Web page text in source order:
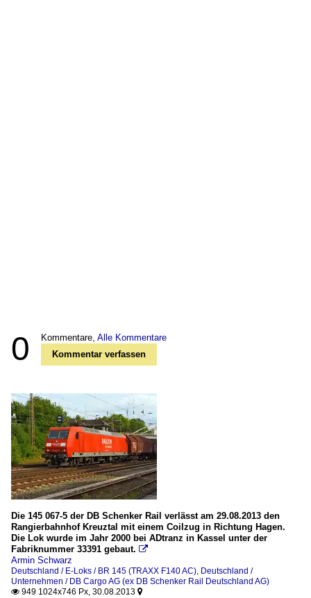
0 Kommentare, Alle Kommentare
Kommentar verfassen
Die 145 067-5 der DB Schenker Rail verlässt am 29.08.2013 den
Rangierbahnhof Kreuztal mit einem Coilzug in Richtung Hagen.
Die Lok wurde im Jahr 2000 bei ADtranz in Kassel unter der
Fabriknummer 33391 gebaut. 
Armin Schwarz
Deutschland / E-Loks / BR 145 (TRAXX F140 AC), Deutschland /
Unternehmen / DB Cargo AG (ex DB Schenker Rail Deutschland AG)
 949 1024x746 Px, 30.08.2013 